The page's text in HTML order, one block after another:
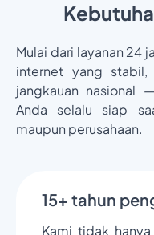
Mulai dari layanan 24
internet yang
jangkauan nasional
Anda selalu siap
maupun perusahaan.
15+ tahun
Kami tidak